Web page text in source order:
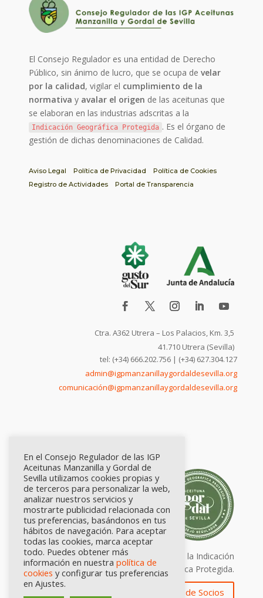
El Consejo Regulador es una entidad de Derecho
Público, sin ánimo de lucro, que se ocupa develar
por la calidad, vigilar el cumplimiento de la
normativa y avalar el origen de las aceitunas que
se elaboran en las industrias adscritas a la
Indicación Geográfica Protegida . Es el órgano de
gestión de dichas denominaciones de Calidad.
Aviso Legal Política de Privacidad
Política de Cookies
Registro de Actividades
Portal de Transparencia
Ctra. A362 Utrera – Los Palacios, Km. 3,5
41.710 Utrera (Sevilla)
tel: (+34) 666.202.756 | (+34) 627.304.127
admin@igpmanzanillaygordaldesevilla.org
comunicación@igpmanzanillaygordaldesevilla.org
Calidad certificada por Origen. Sellos de la Indicación
Geográfica Protegida.
Zona de Socios
En el Consejo Regulador de las IGP
Aceitunas Manzanilla y Gordal de
Sevilla utilizamos cookies propias y
de terceros para personalizar la web,
analizar nuestros servicios y
mostrarte publicidad relacionada con
tus preferencias, basándonos en tus
hábitos de navegación. Para aceptar
todas las cookies, marca aceptar
todo. Puedes obtener más
información en nuestra política de
cookies y configurar tus preferencias
en Ajustes.